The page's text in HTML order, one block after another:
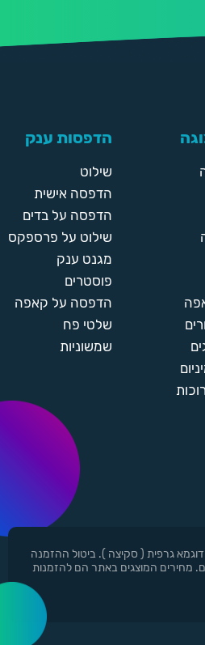
הדפסות ענק
שילוט
הדפסה אישית
הדפסה על בדים
שילוט על פרספקס
מגנט ענק
פוסטרים
הדפסה על קאפה
שלטי פח
שמשוניות
דוגמא גרפית ( סקיצה ). ביטול ההזמנה
מחירים המוצגים באתר הם להזמנות